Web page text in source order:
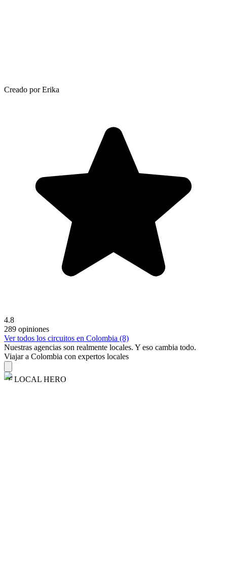
Creado por Erika
4.8
289 opiniones
Ver todos los circuitos en Colombia (8)
Nuestras agencias son realmente locales. Y eso cambia todo.
Viajar a Colombia con expertos locales
LOCAL HERO